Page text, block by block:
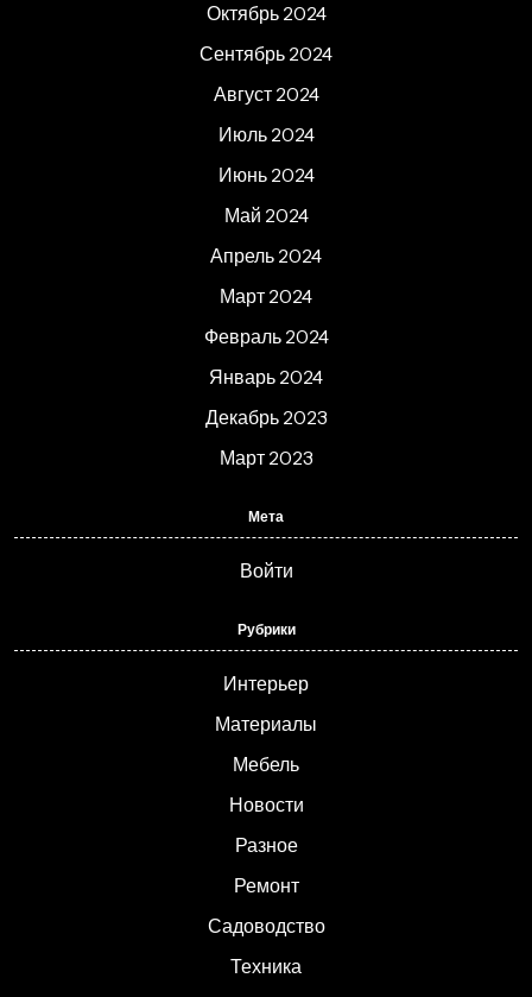
Октябрь 2024
Сентябрь 2024
Август 2024
Июль 2024
Июнь 2024
Май 2024
Апрель 2024
Март 2024
Февраль 2024
Январь 2024
Декабрь 2023
Март 2023
Мета
Войти
Рубрики
Интерьер
Материалы
Мебель
Новости
Разное
Ремонт
Садоводство
Техника